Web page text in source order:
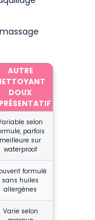
AUTRE
DOUX
selon
parfois
meilleure sur
waterproof
formulé
sans huiles
allergènes
Varie selon